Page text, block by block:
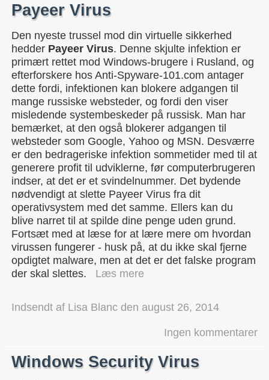
Payeer Virus
Den nyeste trussel mod din virtuelle sikkerhed
hedder Payeer Virus. Denne skjulte infektion er
primært rettet mod Windows-brugere i Rusland, og
efterforskere hos Anti-Spyware-101.com antager
dette fordi, infektionen kan blokere adgangen til
mange russiske websteder, og fordi den viser
misledende systembeskeder på russisk. Man har
bemærket, at den også blokerer adgangen til
websteder som Google, Yahoo og MSN. Desværre
er den bedrageriske infektion sommetider med til at
generere profit til udviklerne, før computerbrugeren
indser, at det er et svindelnummer. Det bydende
nødvendigt at slette Payeer Virus fra dit
operativsystem med det samme. Ellers kan du
blive narret til at spilde dine penge uden grund.
Fortsæt med at læse for at lære mere om hvordan
virussen fungerer - husk på, at du ikke skal fjerne
opdigtet malware, men at det er det falske program
der skal slettes.
Læs mere
Indsendt af Lisa Blanc den august 26, 2014
Ingen kommentarer
Windows Security Virus